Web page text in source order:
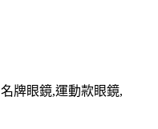
牌眼鏡,運動款眼鏡,